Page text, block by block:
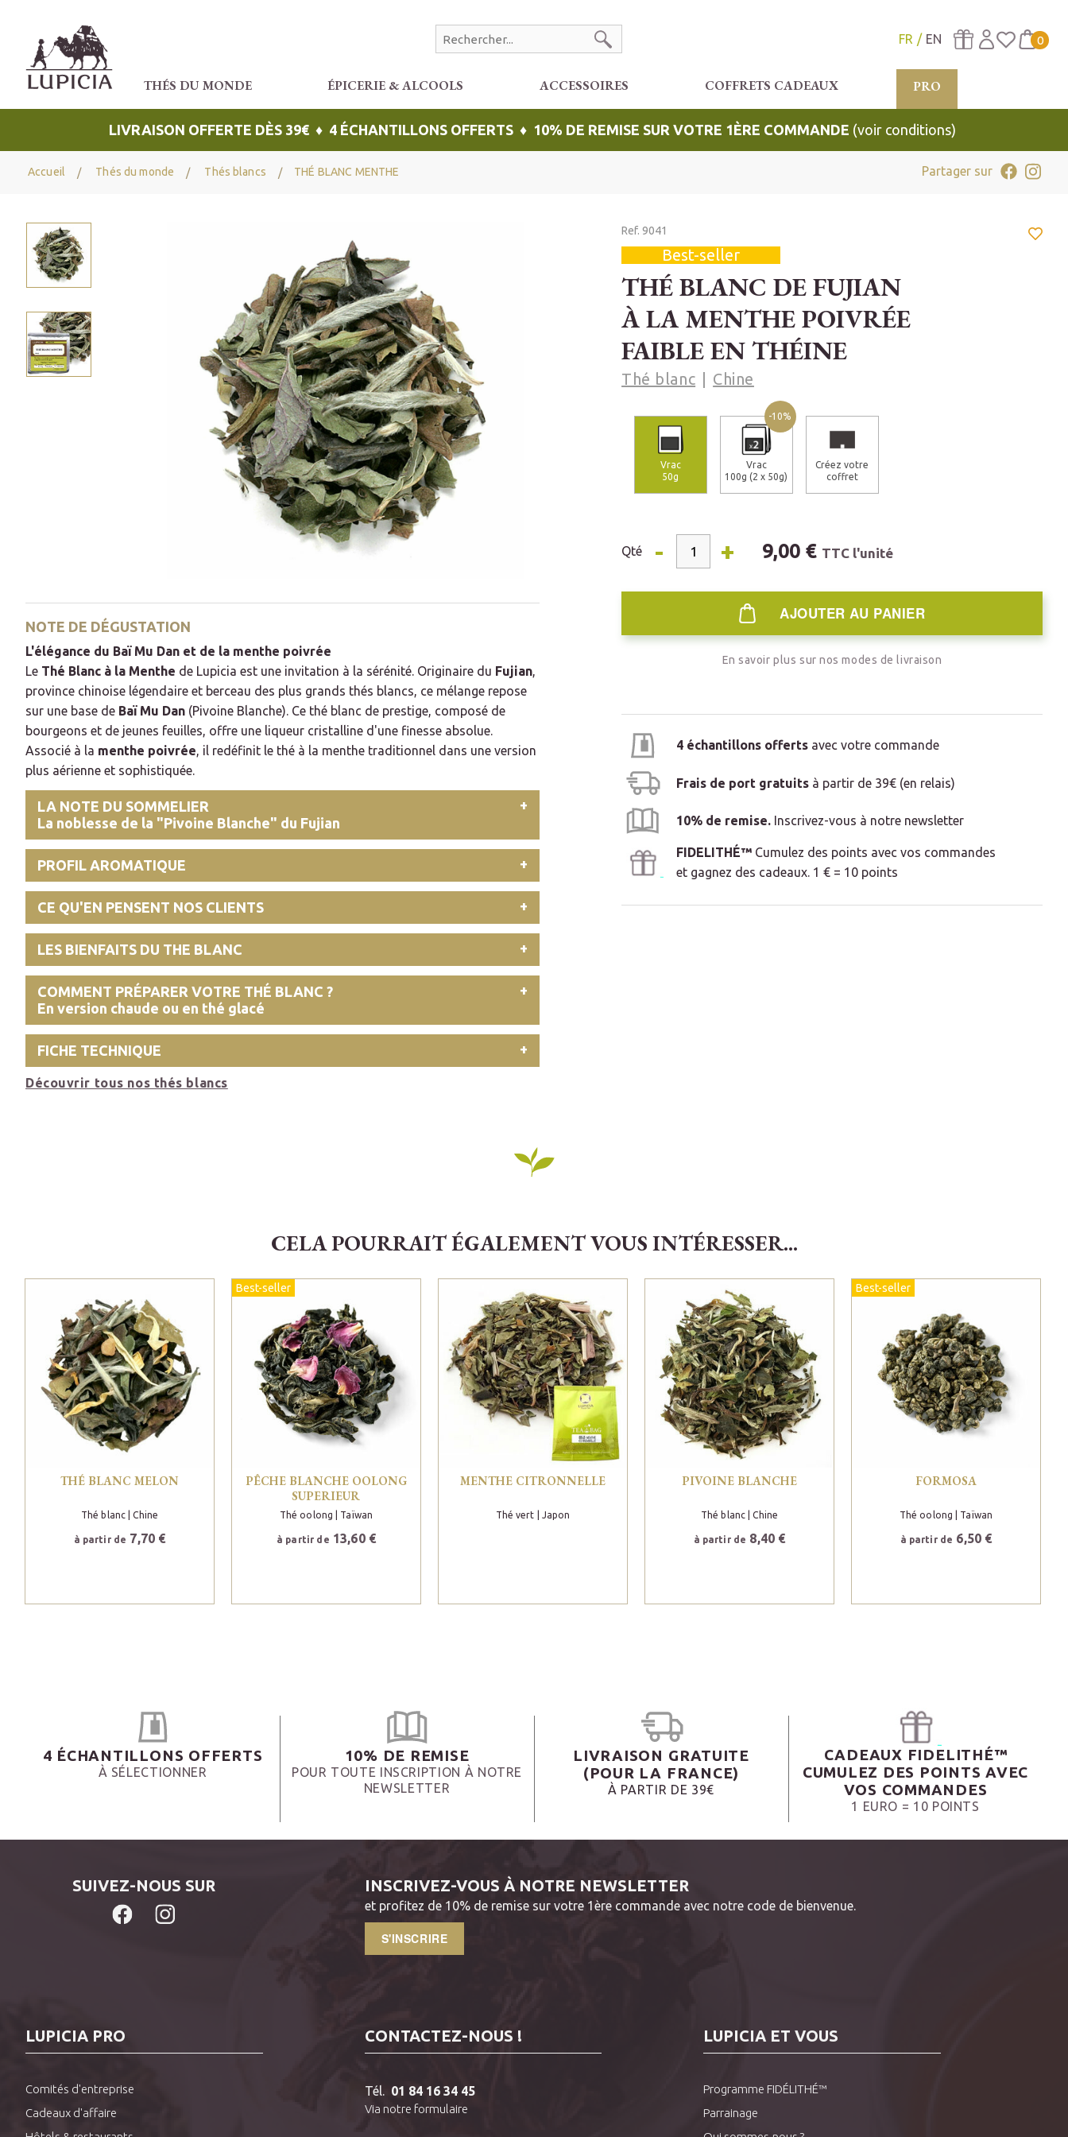
FR EN 0
THÉS DU MONDE ÉPICERIE & ALCOOLS ACCESSOIRES COFFRETS CADEAUX PRO
LIVRAISON OFFERTE DÈS 39€ ♦ 4 ÉCHANTILLONS OFFERTS ♦ 10% DE REMISE SUR VOTRE 1ÈRE COMMANDE (voir conditions)
Accueil Thés du monde Thés blancs THÉ BLANC MENTHE Partager sur
Best-seller
NOTE DE DÉGUSTATION
L'élégance du Baï Mu Dan et de la menthe poivrée
Le Thé Blanc à la Menthe de Lupicia est une invitation à la sérénité. Originaire du Fujian,
province chinoise légendaire et berceau des plus grands thés blancs, ce mélange repose
sur une base de Baï Mu Dan (Pivoine Blanche). Ce thé blanc de prestige, composé de
bourgeons et de jeunes feuilles, offre une liqueur cristalline d'une finesse absolue.
Associé à la menthe poivrée, il redéfinit le thé à la menthe traditionnel dans une version
plus aérienne et sophistiquée.
LA NOTE DU SOMMELIER
La noblesse de la "Pivoine Blanche" du Fujian
PROFIL AROMATIQUE
CE QU'EN PENSENT NOS CLIENTS
LES BIENFAITS DU THE BLANC
COMMENT PRÉPARER VOTRE THÉ BLANC ?
En version chaude ou en thé glacé
FICHE TECHNIQUE
Découvrir tous nos thés blancs
Ref. 9041
THÉ BLANC DE FUJIAN
À LA MENTHE POIVRÉE
FAIBLE EN THÉINE
Thé blanc Chine
Vrac
50g
-10%
Vrac
100g (2 x 50g)
Créez votre
coffret
Qté - + 9,00 € TTC l'unité
AJOUTER AU PANIER
En savoir plus sur nos modes de livraison
4 échantillons offerts avec votre commande
Frais de port gratuits à partir de 39€ (en relais)
10% de remise. Inscrivez-vous à notre newsletter
FIDELITHÉ™ Cumulez des points avec vos commandes
et gagnez des cadeaux. 1 € = 10 points
CELA POURRAIT ÉGALEMENT VOUS INTÉRESSER...
THÉ BLANC MELON
Thé blanc | Chine
à partir de 7,70 €
Best-seller
PÊCHE BLANCHE OOLONG
SUPERIEUR
Thé oolong | Taïwan
à partir de 13,60 €
MENTHE CITRONNELLE
Thé vert | Japon
PIVOINE BLANCHE
Thé blanc | Chine
à partir de 8,40 €
Best-seller
FORMOSA
Thé oolong | Taïwan
à partir de 6,50 €
4 ÉCHANTILLONS OFFERTS
À SÉLECTIONNER
10% DE REMISE
POUR TOUTE INSCRIPTION À NOTRE
NEWSLETTER
LIVRAISON GRATUITE
(POUR LA FRANCE)
À PARTIR DE 39€
CADEAUX FIDELITHÉ™
CUMULEZ DES POINTS AVEC
VOS COMMANDES
1 EURO = 10 POINTS
SUIVEZ-NOUS SUR INSCRIVEZ-VOUS À NOTRE NEWSLETTER
et profitez de 10% de remise sur votre 1ère commande avec notre code de bienvenue.
S'INSCRIRE
LUPICIA PRO
Comités d'entreprise
Cadeaux d'affaire
CONTACTEZ-NOUS !
Tél. 01 84 16 34 45
Via notre formulaire
LUPICIA ET VOUS
Programme FIDÉLITHÉ™
Parrainage